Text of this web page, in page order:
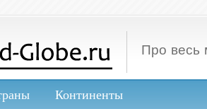
Про весь
Континенты